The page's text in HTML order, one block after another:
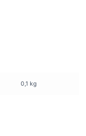
0,1 kg